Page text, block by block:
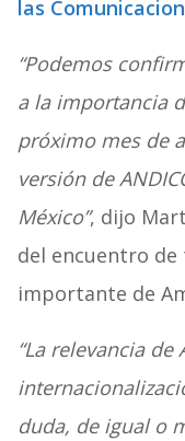
las
“Podemos
a la importancia
próximo mes de
versión de
México”, dijo
del encuentro
importante de
“La relevancia de
duda, de igual o